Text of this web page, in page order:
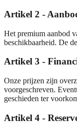
Artikel 2 -
Het premium aanbod
beschikbaarheid. De
Artikel 3 -
Onze prijzen zijn
voorgeschreven.
geschieden ter
Artikel 4 -